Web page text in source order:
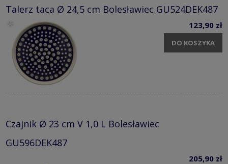
Talerz taca Ø 24,5 cm Bolesławiec GU524DEK487
123,90 zł
DO KOSZYKA
Czajnik Ø 23 cm V 1,0 L Bolesławiec
GU596DEK487
205,90 zł